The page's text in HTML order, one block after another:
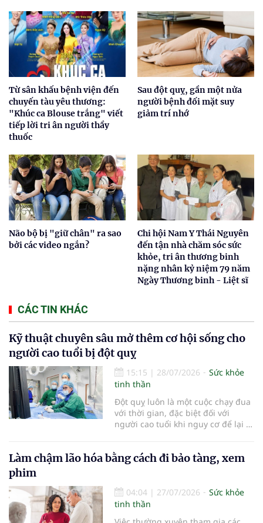
Từ sân khấu bệnh viện đến
chuyến tàu yêu thương:
"Khúc ca Blouse trắng" viết
tiếp lời tri ân người thầy
thuốc
Sau đột quỵ, gần một nửa
người bệnh đối mặt suy
giảm trí nhớ
Não bộ bị "giữ chân" ra sao
bởi các video ngắn?
Chi hội Nam Y Thái Nguyên
đến tận nhà chăm sóc sức
khỏe, tri ân thương binh
nặng nhân kỷ niệm 79 năm
Ngày Thương binh - Liệt sĩ
CÁC TIN KHÁC
Kỹ thuật chuyên sâu mở thêm cơ hội sống cho
người cao tuổi bị đột quỵ
15:15 | 28/07/2026
Sức khỏe
tinh thần
Đột quỵ luôn là một cuộc chạy đua
với thời gian, đặc biệt đối với
người cao tuổi khi nguy cơ để lại di
cấp cứu kịp thời. Mỗi phút trôi qua
thể phục hồi. Vì vậy, việc rút ngắn
thời gian cấp cứu, tái thông mạch
Làm chậm lão hóa bằng cách đi bảo tàng, xem
phim
04:04 | 27/07/2026
Sức khỏe
tinh thần